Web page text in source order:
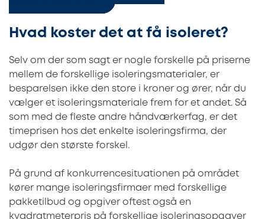
Hvad koster det at få isoleret?
Selv om der som sagt er nogle forskelle på priserne
mellem de forskellige isoleringsmaterialer, er
besparelsen ikke den store i kroner og ører, når du
vælger et isoleringsmateriale frem for et andet. Så
som med de fleste andre håndværkerfag, er det
timeprisen hos det enkelte isoleringsfirma, der
udgør den største forskel.
På grund af konkurrencesituationen på området
kører mange isoleringsfirmaer med forskellige
pakketilbud og opgiver oftest også en
kvadratmeterpris på forskellige isoleringsopgaver